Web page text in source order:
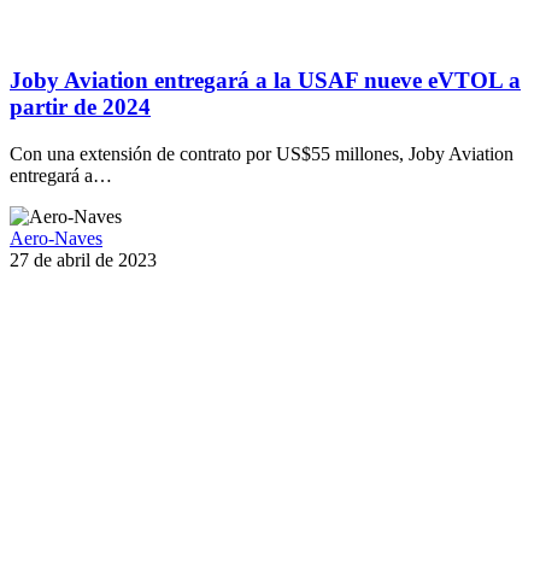
Joby Aviation entregará a la USAF nueve eVTOL a
partir de 2024
Con una extensión de contrato por US$55 millones, Joby Aviation
entregará a…
Aero-Naves
27 de abril de 2023